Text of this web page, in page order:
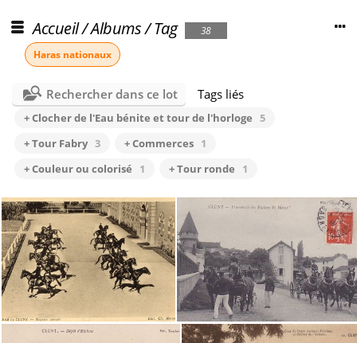
Accueil/Albums/Tag
38
Haras nationaux
Rechercher dans ce lot Tags liés
+ Clocher de l'Eau bénite et tour de l'horloge 5
+ Tour Fabry 3 + Commerces 1
+ Couleur ou colorisé
1 + Tour ronde 1